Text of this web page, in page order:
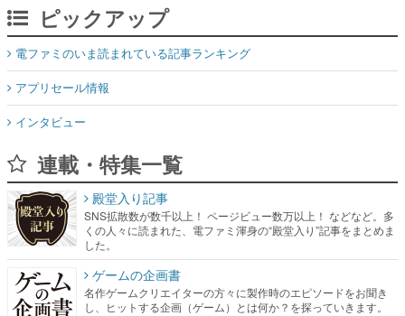
ピックアップ
電ファミのいま読まれている記事ランキング
アプリセール情報
インタビュー
連載・特集一覧
殿堂入り記事
SNS拡散数が数千以上！ ページビュー数万以上！ などなど。多
くの人々に読まれた、電ファミ渾身の“殿堂入り”記事をまとめま
した。
ゲームの企画書
名作ゲームクリエイターの方々に製作時のエピソードをお聞き
し、ヒットする企画（ゲーム）とは何か？を探っていきます。